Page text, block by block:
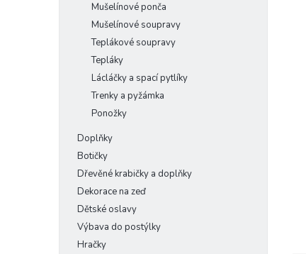
Mušelínové ponča
Mušelínové soupravy
Teplákové soupravy
Tepláky
Lácláčky a spací pytlíky
Trenky a pyžámka
Ponožky
Doplňky
Botičky
Dřevěné krabičky a doplňky
Dekorace na zeď
Dětské oslavy
Výbava do postýlky
Hračky